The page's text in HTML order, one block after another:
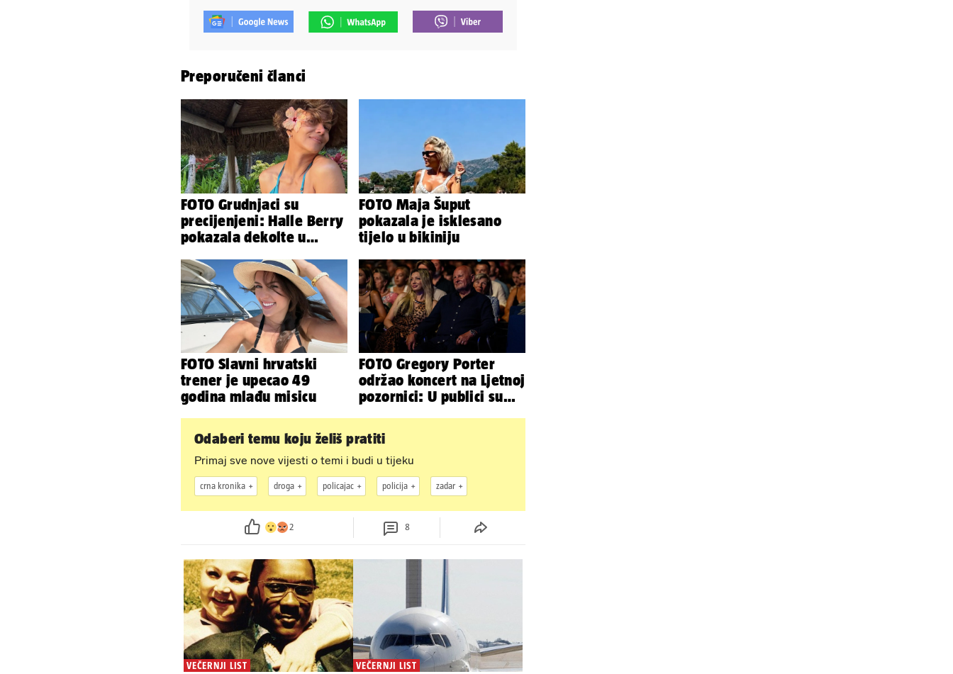
Preporučeni članci
FOTO Grudnjaci su
precijenjeni: Halle Berry
pokazala dekolte u
haljinici
FOTO Maja Šuput
pokazala je isklesano
tijelo u bikiniju
FOTO Slavni hrvatski
trener je upecao 49
godina mlađu misicu
FOTO Gregory Porter
održao koncert na Ljetnoj
pozornici: U publici su
Odaberi temu koju želiš pratiti
Primaj sve nove vijesti o temi i budi u tijeku
crna kronika droga policajac policija zadar
2 8